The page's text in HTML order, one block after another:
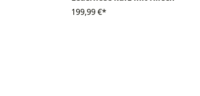
199,99 €*